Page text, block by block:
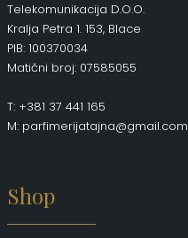
Telekomunikacija D.O.O.
Kralja Petra 1. 153, Blace
PIB: 100370034
Matični broj: 07585055
T: +381 37 441 165
M: parfimerijatajna@gmail.com
Shop